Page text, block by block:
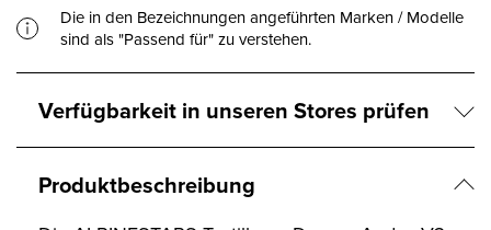
Die in den Bezeichnungen angeführten Marken / Modelle
sind als "Passend für" zu verstehen.
Verfügbarkeit in unseren Stores prüfen
Produktbeschreibung